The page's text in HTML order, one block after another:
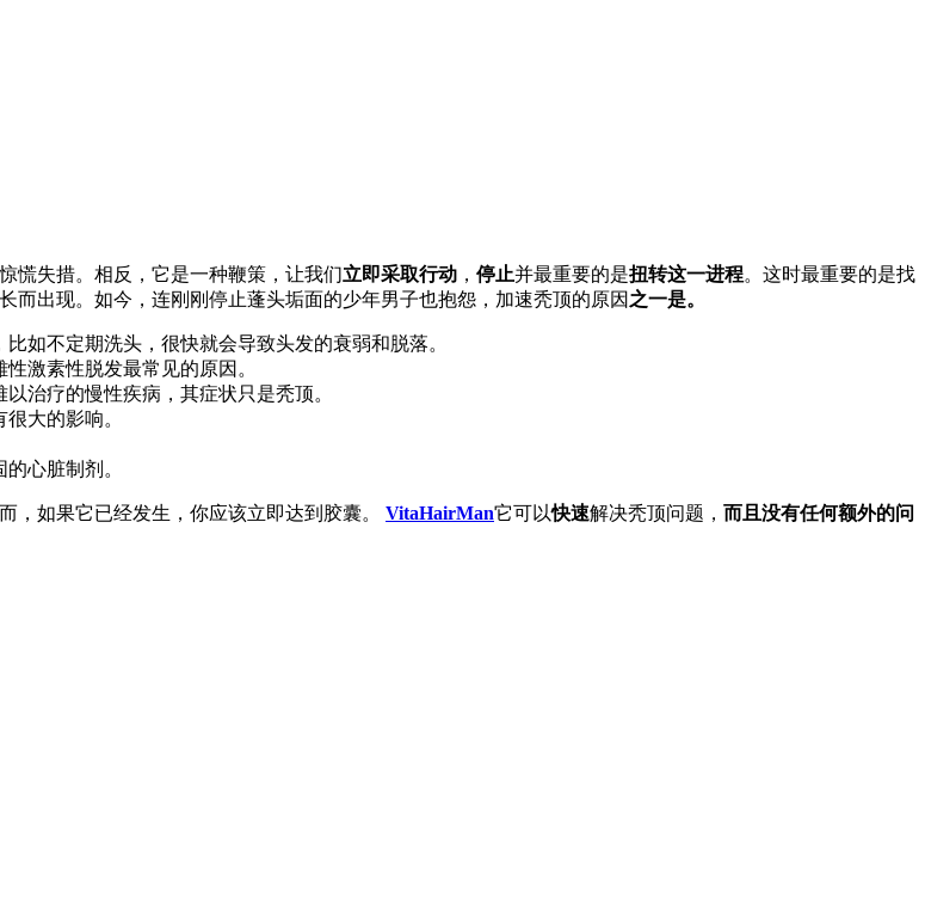
慌失措。相反，它是一种鞭策，让我们立即采取行动 ， 停止并最重要的是扭转这一进程。这时最重要的是找
而出现。如今，连刚刚停止蓬头垢面的少年男子也抱怨，加速秃顶的原因 之一是。
如不定期洗头，很快就会导致头发的衰弱和脱落。
激素性脱发最常见的原因。
治疗的慢性疾病，其症状只是秃顶。
大的影响。
心脏制剂。
，如果它已经发生，你应该立即达到胶囊。 VitaHairMan它可以快速解决秃顶问题， 而且没有任何额外的问